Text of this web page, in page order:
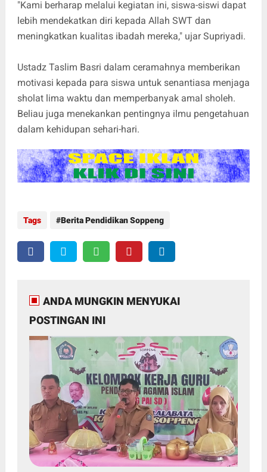
"Kami berharap melalui kegiatan ini, siswa-siswi dapat
lebih mendekatkan diri kepada Allah SWT dan
meningkatkan kualitas ibadah mereka," ujar Supriyadi.
Ustadz Taslim Basri dalam ceramahnya memberikan
motivasi kepada para siswa untuk senantiasa menjaga
sholat lima waktu dan memperbanyak amal sholeh.
Beliau juga menekankan pentingnya ilmu pengetahuan
dalam kehidupan sehari-hari.
Tags Berita Pendidikan Soppeng
ANDA MUNGKIN MENYUKAI
POSTINGAN INI